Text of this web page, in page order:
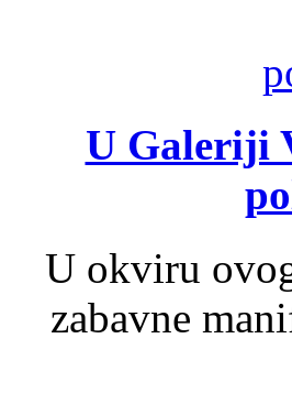
U Galeriji
U okviru
zabavne